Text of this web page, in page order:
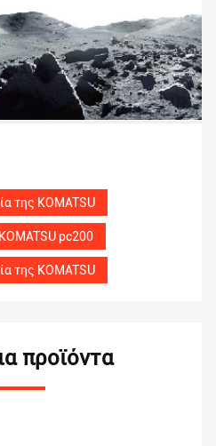
της KOMATSU
pc200
της KOMATSU
προϊόντα